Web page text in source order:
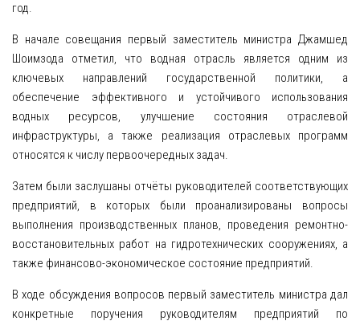
РЕСУРСЫ
КАРТЫ И АТЛАСЫ
АТЛАСЫ
ТЕМАТИЧЕСКИЕ КАРТЫ
КАРТЫ ОРОСИТЕЛЬНЫХ СИСТЕМ
КАРТЫ СИСТЕМЫ ВОДОСНАБЖЕНИЯ И
ВОДООТВЕДЕНИЯ
КАРТЫ ВОДОХОЗЯЙСТВЕННЫХ УЧАСТКОВ И ВОДНЫХ
ОБЪЕКТОВ
ЛИНЕЙНЫЕ СХЕМЫ
МОНИТОРИНГ ВОДНЫХ ОБЪЕКТОВ
ВОДНОЕ ЗАКОНОДАТЕЛЬСТВО
год.
В начале совещания первый заместитель министра Джамшед
Шоимзода отметил, что водная отрасль является одним из
ключевых направлений государственной политики, а
обеспечение эффективного и устойчивого использования
водных ресурсов, улучшение состояния отраслевой
инфраструктуры, а также реализация отраслевых программ
относятся к числу первоочередных задач.
Затем были заслушаны отчёты руководителей соответствующих
предприятий, в которых были проанализированы вопросы
выполнения производственных планов, проведения ремонтно-
восстановительных работ на гидротехнических сооружениях, а
также финансово-экономическое состояние предприятий.
В ходе обсуждения вопросов первый заместитель министра дал
конкретные поручения руководителям предприятий по